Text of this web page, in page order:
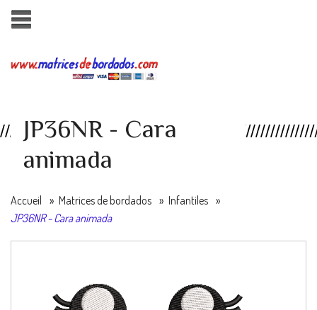
JP36NR - Cara
animada
Accueil » Matrices de bordados » Infantiles »
JP36NR - Cara animada